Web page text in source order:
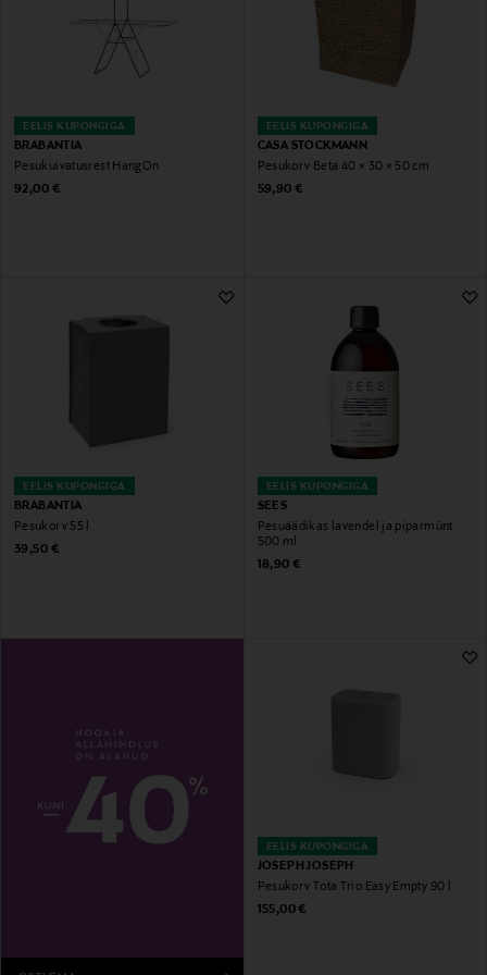
EELIS KUPONGIGA
BRABANTIA
Pesukuivatusrest HangOn
Original Price
92,00 €
EELIS KUPONGIGA
CASA STOCKMANN
Pesukorv Beta 40 × 30 × 50 cm
Original Price
59,90 €
EELIS KUPONGIGA
BRABANTIA
Pesukorv 55 l
Original Price
39,50 €
EELIS KUPONGIGA
SEES
Pesuäädikas lavendel ja piparmünt
500 ml
Original Price
18,90 €
EELIS KUPONGIGA
JOSEPH JOSEPH
Pesukorv Tota Trio Easy Empty 90 l
Original Price
155,00 €